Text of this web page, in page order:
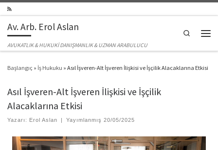
Av. Arb. Erol Aslan
AVUKATLIK & HUKUKİ DANIŞMANLIK & UZMAN ARABULUCU
Search
Başlangıç » İş Hukuku » Asıl İşveren-Alt İşveren İlişkisi ve İşçilik Alacaklarına Etkisi
Asıl İşveren-Alt İşveren İlişkisi ve İşçilik
Alacaklarına Etkisi
Yazarı: Erol Aslan | Yayımlanmış 20/05/2025